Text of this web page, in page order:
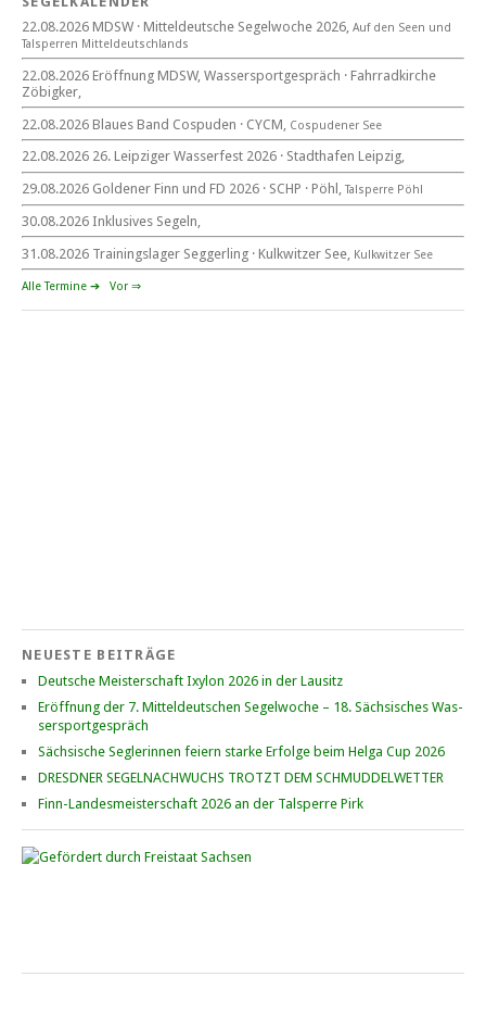
22. August 2026
für alle Segler am See
Mitteldeutsche Segelwoche
22. – 30. August 2026 in Sachsen · Thüringen · Sachsen Anhalt
Goldener Finn und FD 2026
29. – 30. August 2026
beim SCHP auf der Talsperre Pöhl
Europe, ILCA • Goitzsche See beim YCB
„Goldener Geier“ • 6. – 7. Juni 2026
Kinder- und Jugend­regatta beim 1. WSVLS Lausitzer Seenland auf
22.08.2026 MDSW · Mitteldeutsche Segelwoche 2026, Auf den Seen und
Tal­sperren Mittel­deut­sch­lands
22.08.2026 Eröffnung MDSW, Wassersportgespräch · Fahrradkirche
Zöbigker,
22.08.2026 Blaues Band Cospuden · CYCM,
Cospudener See
22.08.2026 26. Leipziger Wasserfest 2026 · Stadthafen Leipzig,
29.08.2026 Goldener Finn und FD 2026 · SCHP · Pöhl, Talsperre Pöhl
30.08.2026 Inklusives Segeln,
31.08.2026 Trainingslager Seggerling · Kulkwitzer See, Kulkwitzer See
Alle Termine ➔ Vor ⇒
NEUESTE BEITRÄGE
Deutsche Meisterschaft Ixylon 2026 in der Lausitz
Er­öff­nung der 7. Mit­tel­deut­schen Se­gel­wo­che – 18. Säch­si­sches Was­
ser­sport­ge­spräch
Sächsische Seglerinnen feiern starke Erfolge beim Helga Cup 2026
DRESDNER SEGELNACHWUCHS TROTZT DEM SCHMUDDELWETTER
Finn-Landesmeisterschaft 2026 an der Talsperre Pirk